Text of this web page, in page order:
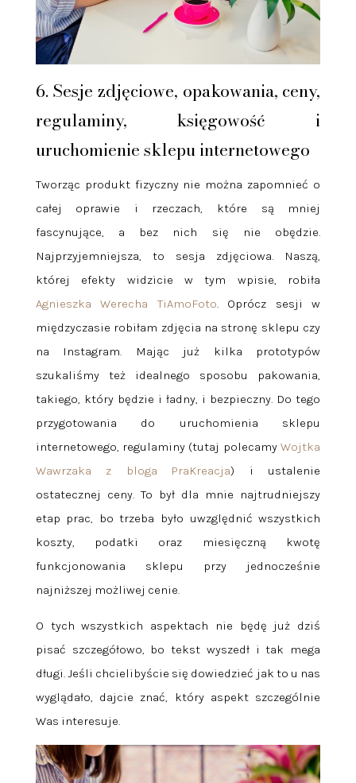
6. Sesje zdjęciowe, opakowania, ceny,
regulaminy, księgowość i
uruchomienie sklepu internetowego
Tworząc produkt fizyczny nie można zapomnieć o
całej oprawie i rzeczach, które są mniej
fascynujące, a bez nich się nie obędzie.
Najprzyjemniejsza, to sesja zdjęciowa. Naszą,
której efekty widzicie w tym wpisie, robiła
Agnieszka Werecha TiAmoFoto. Oprócz sesji w
międzyczasie robiłam zdjęcia na stronę sklepu czy
na Instagram. Mając już kilka prototypów
szukaliśmy też idealnego sposobu pakowania,
takiego, który będzie i ładny, i bezpieczny. Do tego
przygotowania do uruchomienia sklepu
internetowego, regulaminy (tutaj polecamyWojtka
Wawrzaka z bloga PraKreacja) i ustalenie
ostatecznej ceny. To był dla mnie najtrudniejszy
etap prac, bo trzeba było uwzględnić wszystkich
koszty, podatki oraz miesięczną kwotę
funkcjonowania sklepu przy jednocześnie
najniższej możliwej cenie.
O tych wszystkich aspektach nie będę już dziś
pisać szczegółowo, bo tekst wyszedł i tak mega
długi. Jeśli chcielibyście się dowiedzieć jak to u nas
wyglądało, dajcie znać, który aspekt szczególnie
Was interesuje.